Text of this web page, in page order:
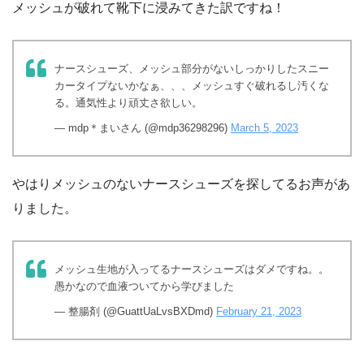
メッシュが破れて靴下に浸みてきた訳ですね！
ナースシューズ、メッシュ部分がないしっかりしたスニー
カータイプないかなぁ、、、メッシュすぐ破れるし汚くな
る。通気性より頑丈さ欲しい。
— mdp＊まいさん (@mdp36298296) March 5, 2023
やはりメッシュのないナースシューズを探してるお声があ
りました。
メッシュ生地が入ってるナースシューズはダメですね。。
愚かなので血液ついてから学びました
— 整腸剤 (@GuattUaLvsBXDmd) February 21, 2023